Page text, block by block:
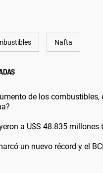
Nafta
de los
a U$S 48.835
un nuevo récord y el